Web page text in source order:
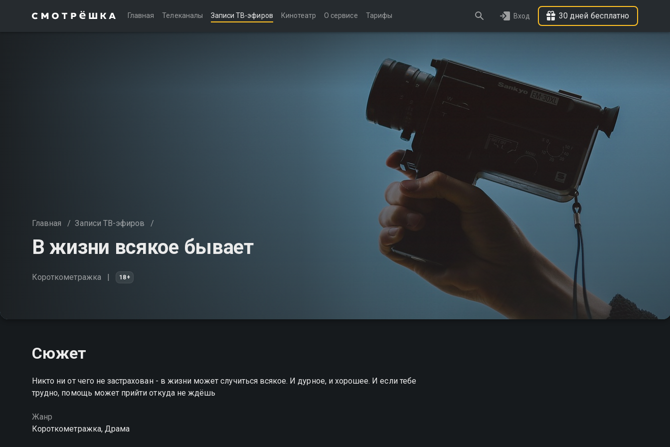
Главная Телеканалы Записи ТВ-эфиров Кинотеатр О сервисе Тарифы Вход 30 дней бесплатно
Главная / Записи ТВ-эфиров /
В жизни всякое бывает
Короткометражка 18+
Сюжет
Никто ни от чего не застрахован - в жизни может случиться всякое. И дурное, и хорошее. И если тебе
трудно, помощь может прийти откуда не ждёшь
Жанр
Короткометражка, Драма